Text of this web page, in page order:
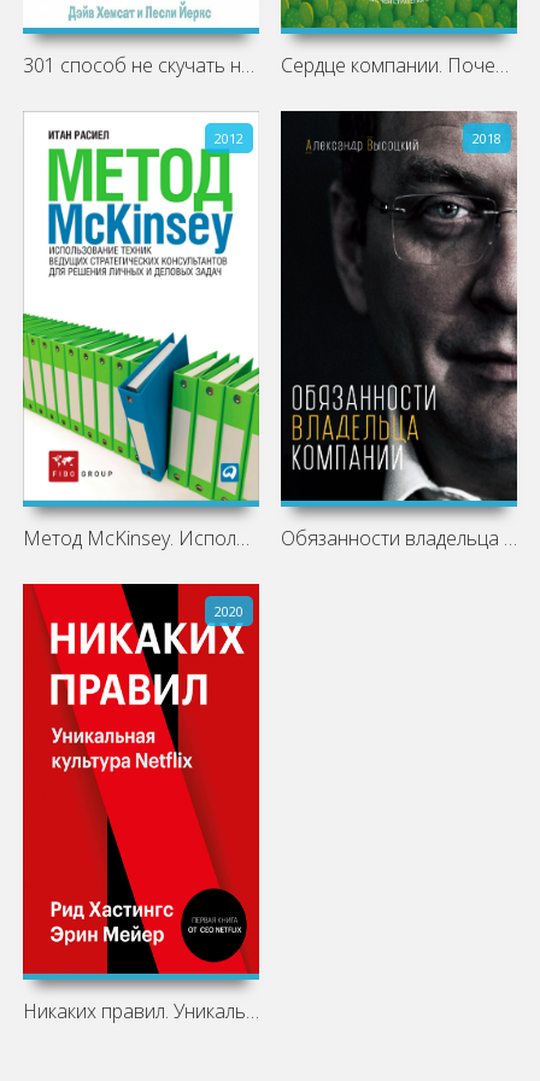
301 способ не скучать на работе слушать Сердце компании. Почему организационная
2012
Метод McKinsey. Использование техник
2018
Обязанности владельца компании
2020
Никаких правил. Уникальная культура